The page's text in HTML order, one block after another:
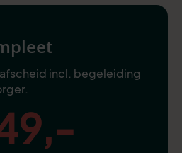
incl. begeleiding